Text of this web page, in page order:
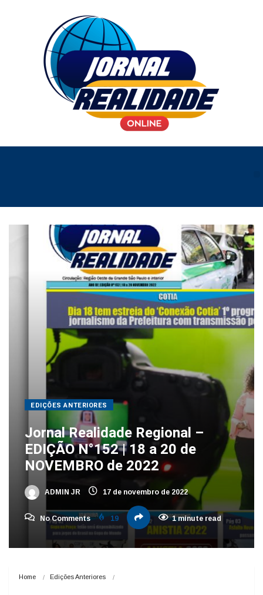
EDIÇÕES ANTERIORES
Jornal Realidade Regional –
EDIÇÃO N°152 | 18 a 20 de
NOVEMBRO de 2022
ADMIN JR 17 de novembro de 2022
No Comments 19 1 minute read
Home Edições Anteriores